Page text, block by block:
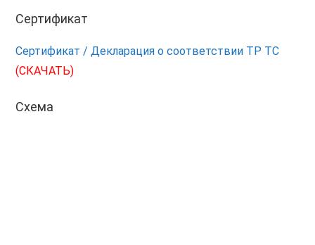
Сертификат
Сертификат / Декларация о соответствии ТР ТС
(СКАЧАТЬ)
Схема